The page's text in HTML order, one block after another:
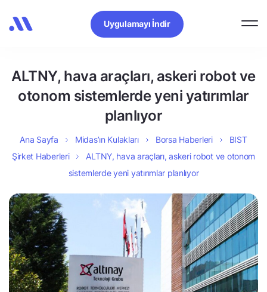
Uygulamayı İndir
ALTNY, hava araçları, askeri robot ve
otonom sistemlerde yeni yatırımlar
planlıyor
Ana Sayfa Midas’ın Kulakları Borsa Haberleri
BIST
Şirket Haberleri
ALTNY, hava araçları, askeri robot ve otonom
sistemlerde yeni yatırımlar planlıyor